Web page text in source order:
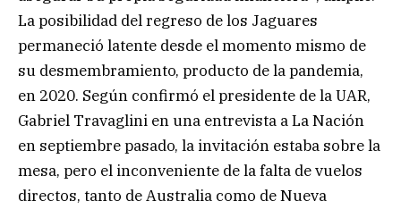
La posibilidad del regreso de los Jaguares
permaneció latente desde el momento mismo de
su desmembramiento, producto de la pandemia,
en 2020. Según confirmó el presidente de la UAR,
Gabriel Travaglini en una entrevista a La Nación
en septiembre pasado, la invitación estaba sobre la
mesa, pero el inconveniente de la falta de vuelos
directos, tanto de Australia como de Nueva